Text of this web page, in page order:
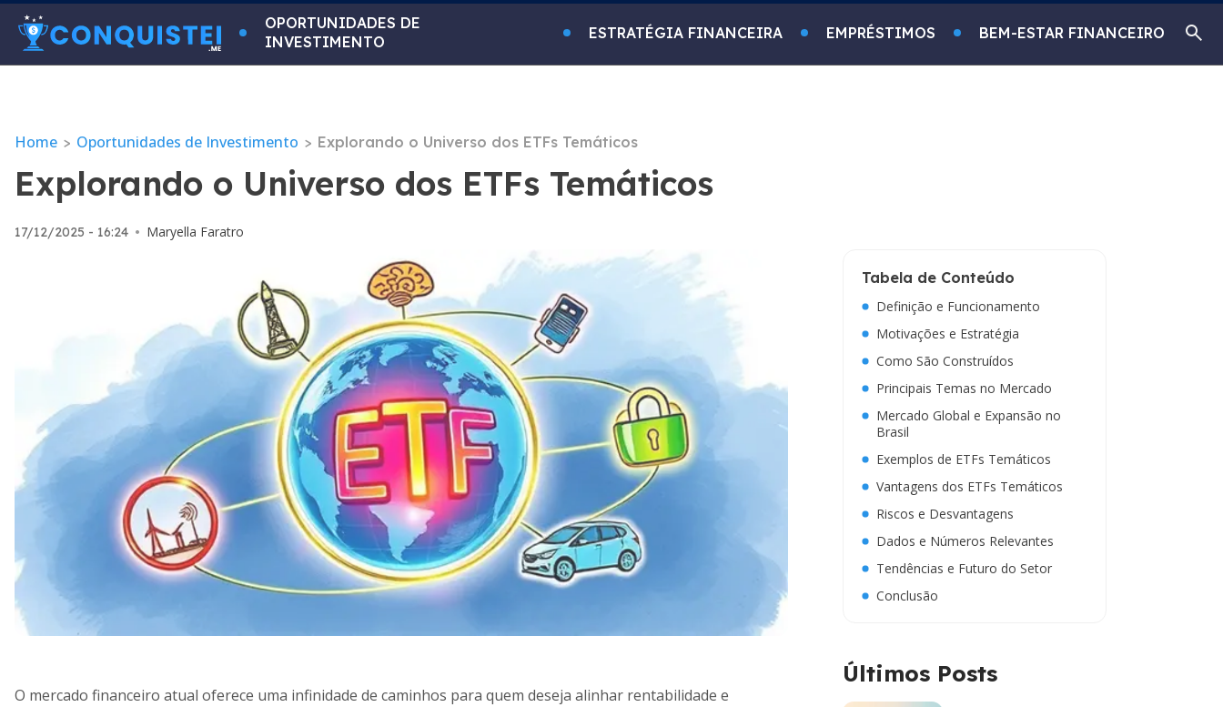
OPORTUNIDADES DE
INVESTIMENTO
ESTRATÉGIA FINANCEIRA EMPRÉSTIMOS BEM-ESTAR FINANCEIRO
Home > Oportunidades de Investimento > Explorando o Universo dos ETFs Temáticos
Explorando o Universo dos ETFs Temáticos
17/12/2025 - 16:24 • Maryella Faratro
O mercado financeiro atual oferece uma infinidade de caminhos para quem deseja alinhar rentabilidade e
Tabela de Conteúdo
Definição e Funcionamento
Motivações e Estratégia
Como São Construídos
Principais Temas no Mercado
Mercado Global e Expansão no
Brasil
Exemplos de ETFs Temáticos
Vantagens dos ETFs Temáticos
Riscos e Desvantagens
Dados e Números Relevantes
Tendências e Futuro do Setor
Conclusão
Últimos Posts